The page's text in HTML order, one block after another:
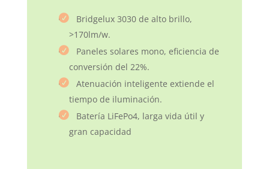
Bridgelux 3030 de alto brillo,
>170lm/w.
Paneles solares mono, eficiencia de
conversión del 22%.
Atenuación inteligente extiende el
tiempo de iluminación.
Batería LiFePo4, larga vida útil y
gran capacidad